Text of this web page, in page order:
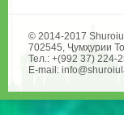
© 2014-2017
702545, Ҷумҳурии
Тел.: +(992 37) 224-
E-mail: